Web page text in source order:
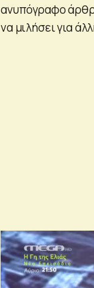
ανυπόγραφο
να μιλήσει για